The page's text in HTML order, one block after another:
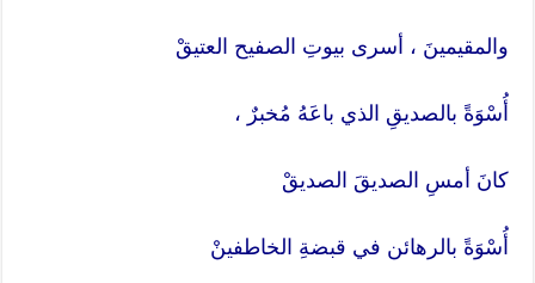
والمقيمينَ ، أسرى بيوتِ الصفيح العتيقْ
أُسْوَةً بالصديقِ الذي باعَهُ مُخبرٌ ،
كانَ أمسِ الصديقَ الصديقْ
أُسْوَةً بالرهائن في قبضةِ الخاطفينْ